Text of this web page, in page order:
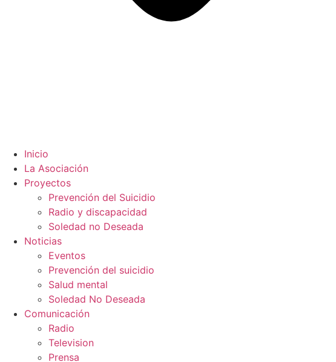
Inicio
La Asociación
Proyectos
Prevención del Suicidio
Radio y discapacidad
Soledad no Deseada
Noticias
Eventos
Prevención del suicidio
Salud mental
Soledad No Deseada
Comunicación
Radio
Television
Prensa